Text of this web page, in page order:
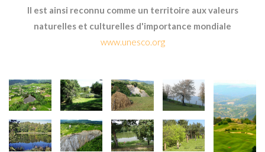
Il est ainsi reconnu comme un territoire aux valeurs
naturelles et culturelles d'importance mondiale
www.unesco.org